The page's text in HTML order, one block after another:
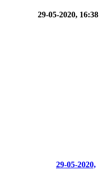
29-05-2020, 16:38
29-05-2020,